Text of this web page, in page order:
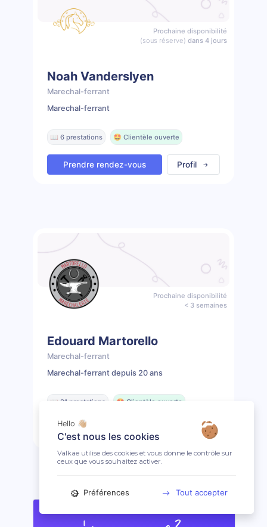
Prochaine disponibilité
(sous réserve) dans 4 jours
Noah Vanderslyen
Marechal-ferrant
Marechal-ferrant
📖 6 prestations 🤩 Clientèle ouverte
Prendre rendez-vous Profil
Prochaine disponibilité
< 3 semaines
Edouard Martorello
Marechal-ferrant
Marechal-ferrant depuis 20 ans
📖 21 prestations 🤩 Clientèle ouverte
Prendre rendez-vous
Hello 👋🏼
C'est nous les cookies
Valkae utilise des cookies et vous donne le contrôle sur
ceux que vous souhaitez activer.
Préférences Tout accepter